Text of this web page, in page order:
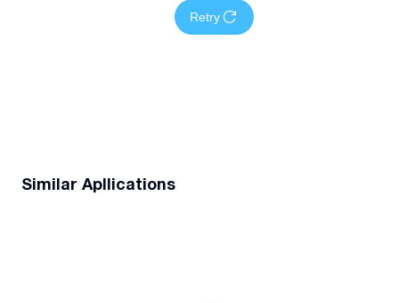
Retry
Similar Apllications